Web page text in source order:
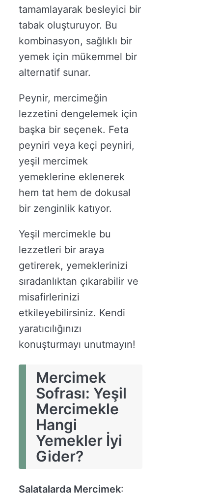
tamamlayarak besleyici bir
tabak oluşturuyor. Bu
kombinasyon, sağlıklı bir
yemek için mükemmel bir
alternatif sunar.
Peynir, mercimeğin
lezzetini dengelemek için
başka bir seçenek. Feta
peyniri veya keçi peyniri,
yeşil mercimek
yemeklerine eklenerek
hem tat hem de dokusal
bir zenginlik katıyor.
Yeşil mercimekle bu
lezzetleri bir araya
getirerek, yemeklerinizi
sıradanlıktan çıkarabilir ve
misafirlerinizi
etkileyebilirsiniz. Kendi
yaratıcılığınızı
konuşturmayı unutmayın!
Mercimek
Sofrası: Yeşil
Mercimekle
Hangi
Yemekler İyi
Gider?
Salatalarda Mercimek: